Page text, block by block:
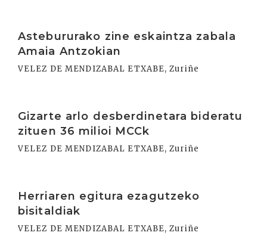
Astebururako zine eskaintza zabala
Amaia Antzokian
VELEZ DE MENDIZABAL ETXABE, Zuriñe
Gizarte arlo desberdinetara bideratu
zituen 36 milioi MCCk
VELEZ DE MENDIZABAL ETXABE, Zuriñe
Herriaren egitura ezagutzeko
bisitaldiak
VELEZ DE MENDIZABAL ETXABE, Zuriñe